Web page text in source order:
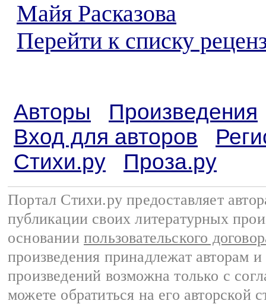
Майя Расказова
Перейти к списку
Авторы
Произведения
Вход для авторов
Стихи.ру
Проза.ру
Портал Стихи.ру предоставляет
публикации своих литературных
основании пользовательского
произведения принадлежат авторам
произведений возможна только с
можете обратиться на его авторской